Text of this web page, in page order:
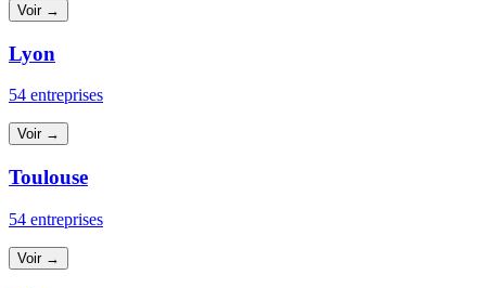
Voir →
Lyon
54 entreprises
Voir →
Toulouse
54 entreprises
Voir →